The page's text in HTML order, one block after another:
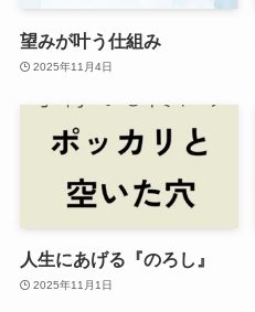
望みが叶う仕組み
2025年11月4日
人生にあげる『のろし』
2025年11月1日